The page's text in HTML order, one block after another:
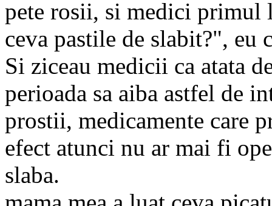
pete rosii, si medici primul
ceva pastile de slabit?", eu
Si ziceau medicii ca atata
perioada sa aiba astfel de
prostii, medicamente care
efect atunci nu ar mai fi
slaba.